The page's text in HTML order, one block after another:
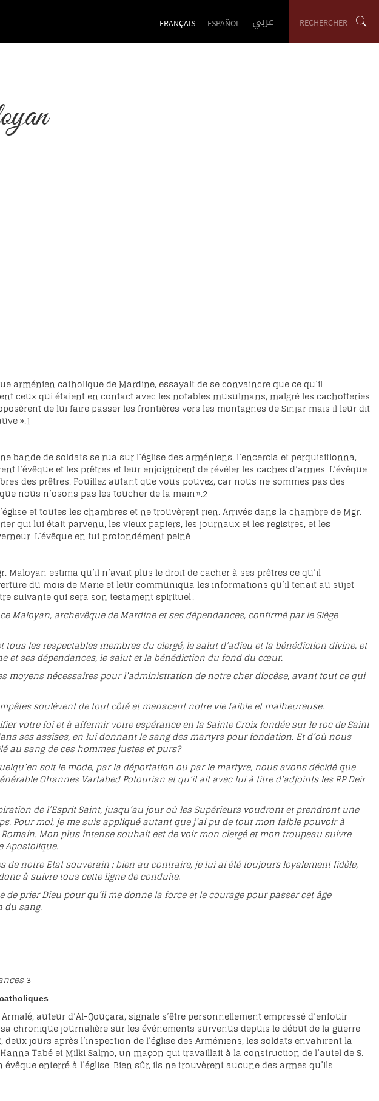
RECHERCHER
FRANÇAIS ESPAÑOL عربي
arménien catholique de Mardine, essayait de se convaincre que ce qu’il
ceux qui étaient en contact avec les notables musulmans, malgré les cachotteries
de lui faire passer les frontières vers les montagnes de Sinjar mais il leur dit
».1
bande de soldats se rua sur l’église des arméniens, l’encercla et perquisitionna,
l’évêque et les prêtres et leur enjoignirent de révéler les caches d’armes. L’évêque
des prêtres. Fouillez autant que vous pouvez, car nous ne sommes pas des
nous n’osons pas les toucher de la main ».2
et toutes les chambres et ne trouvèrent rien. Arrivés dans la chambre de Mgr.
qui lui était parvenu, les vieux papiers, les journaux et les registres, et les
L’évêque en fut profondément peiné.
estima qu’il n’avait plus le droit de cacher à ses prêtres ce qu’il
du mois de Marie et leur communiqua les informations qu’il tenait au sujet
suivante qui sera son testament spirituel :
Maloyan, archevêque de Mardine et ses dépendances, confirmé par le Siège
les respectables membres du clergé, le salut d’adieu et la bénédiction divine, et
et ses dépendances, le salut et la bénédiction du fond du cœur.
moyens nécessaires pour l’administration de notre cher diocèse, avant tout ce qui
soulèvent de tout côté et menacent notre vie faible et malheureuse.
votre foi et à affermir votre espérance en la Sainte Croix fondée sur le roc de Saint
ses assises, en lui donnant le sang des martyrs pour fondation. Et d’où nous
au sang de ces hommes justes et purs?
soit le mode, par la déportation ou par le martyre, nous avons décidé que
Ohannes Vartabed Potourian et qu’il ait avec lui à titre d’adjoints les RP Deir
de l’Esprit Saint, jusqu’au jour où les Supérieurs voudront et prendront une
Pour moi, je me suis appliqué autant que j’ai pu de tout mon faible pouvoir à
Romain. Mon plus intense souhait est de voir mon clergé et mon troupeau suivre
Apostolique.
notre Etat souverain ; bien au contraire, je lui ai été toujours loyalement fidèle,
à suivre tous cette ligne de conduite.
prier Dieu pour qu’il me donne la force et le courage pour passer cet âge
du sang.
3
auteur d’Al-Qouçara, signale s’être personnellement empressé d’enfouir
chronique journalière sur les événements survenus depuis le début de la guerre
jours après l’inspection de l’église des Arméniens, les soldats envahirent la
Tabé et Milki Salmo, un maçon qui travaillait à la construction de l’autel de S.
enterré à l’église. Bien sûr, ils ne trouvèrent aucune des armes qu’ils